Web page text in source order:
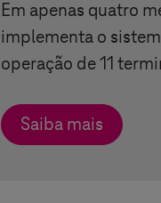
Em apenas quatro
implementa o
operação de 11
Saiba mais